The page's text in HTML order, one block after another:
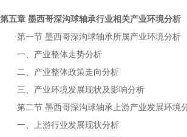
第五章 墨西哥深沟球轴承行业相关产业环境分析
第一节 墨西哥深沟球轴承所属产业环境分析
一、产业整体走势分析
二、产业整体政策走向分析
三、产业环境发展现状及影响分析
第二节 墨西哥深沟球轴承 上游产业发展环境
一、上游行业发展现状分析